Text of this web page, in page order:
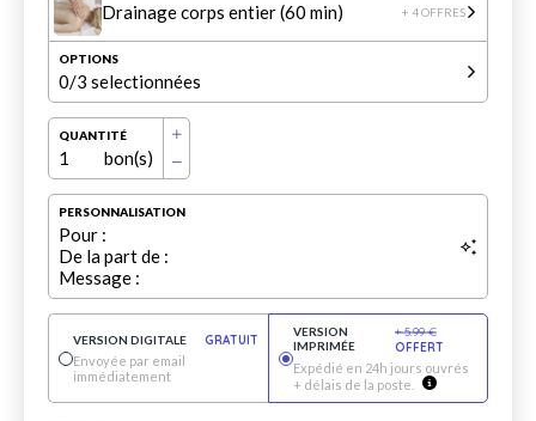
Drainage corps entier (60 min) + 4 OFFRES
OPTIONS
0/3 selectionnées
QUANTITÉ
1 bon(s)
PERSONNALISATION
Pour :
De la part de :
Message :
VERSION DIGITALE
GRATUIT
Envoyée par email
immédiatement
VERSION
IMPRIMÉE
+5.99 €
OFFERT
Expédié en 24h jours ouvrés
+ délais de la poste.